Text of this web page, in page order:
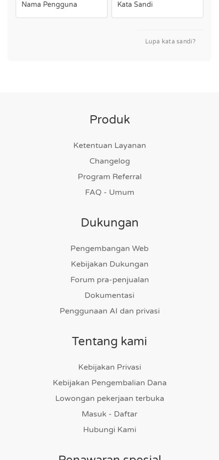
Nama Pengguna Kata Sandi
Lupa kata sandi?
Produk
Ketentuan Layanan
Changelog
Program Referral
FAQ - Umum
Dukungan
Pengembangan Web
Kebijakan Dukungan
Forum pra-penjualan
Dokumentasi
Penggunaan AI dan privasi
Tentang kami
Kebijakan Privasi
Kebijakan Pengembalian Dana
Lowongan pekerjaan terbuka
Masuk - Daftar
Hubungi Kami